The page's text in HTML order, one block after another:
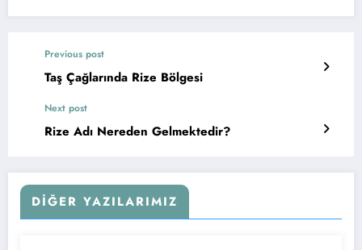
Previous post
Taş Çağlarında Rize Bölgesi
Next post
Rize Adı Nereden Gelmektedir?
DIĞER YAZILARIMIZ